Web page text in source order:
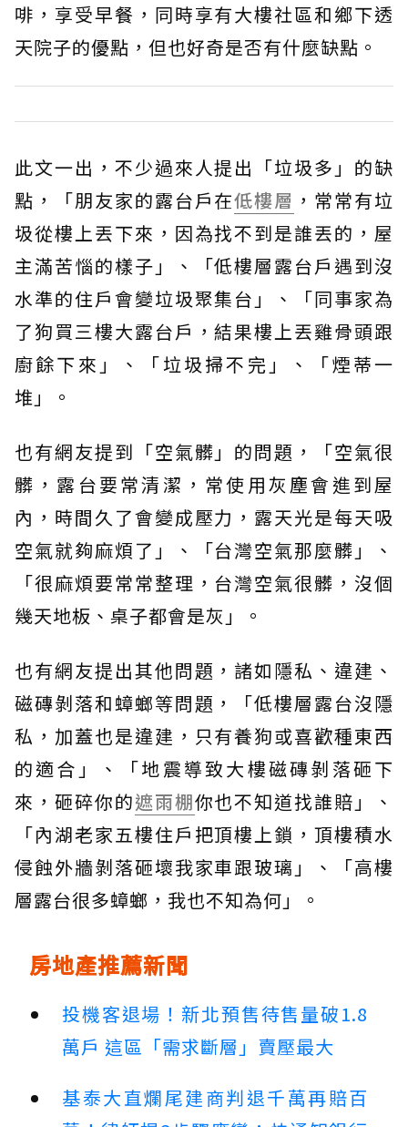
啡，享受早餐，同時享有大樓社區和鄉下透
天院子的優點，但也好奇是否有什麼缺點。
此文一出，不少過來人提出「垃圾多」的缺
點，「朋友家的露台戶在低樓層 ，常常有垃
圾從樓上丟下來，因為找不到是誰丟的，屋
主滿苦惱的樣子」、「低樓層露台戶遇到沒
水準的住戶會變垃圾聚集台」、「同事家為
了狗買三樓大露台戶，結果樓上丟雞骨頭跟
廚餘下來」、「垃圾掃不完」、「煙蒂一
堆」。
也有網友提到「空氣髒」的問題，「空氣很
髒，露台要常清潔，常使用灰塵會進到屋
內，時間久了會變成壓力，露天光是每天吸
空氣就夠麻煩了」、「台灣空氣那麼髒」、
「很麻煩要常常整理，台灣空氣很髒，沒個
幾天地板、桌子都會是灰」。
也有網友提出其他問題，諸如隱私、違建、
磁磚剝落和蟑螂等問題，「低樓層露台沒隱
私，加蓋也是違建，只有養狗或喜歡種東西
的適合」、「地震導致大樓磁磚剝落砸下
來，砸碎你的遮雨棚你也不知道找誰賠」、
「內湖老家五樓住戶把頂樓上鎖，頂樓積水
侵蝕外牆剝落砸壞我家車跟玻璃」、「高樓
層露台很多蟑螂，我也不知為何」。
房地產推薦新聞
投機客退場！新北預售待售量破1.8
萬戶 這區「需求斷層」賣壓最大
基泰大直爛尾建商判退千萬再賠百